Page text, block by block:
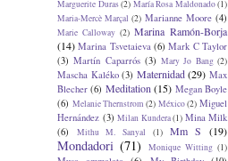
Marguerite Duras(2) María Rosa Maldonado(1)
Maria-Mercè Marçal (2) Marianne Moore (4)
Marie Calloway (2) Marina Ramón-Borja
(14) Marina Tsvetaieva (6) Mark C Taylor
(3) Martín Caparrós (3) Mary Jo Bang (2)
Mascha Kaléko (3) Maternidad (29) Max
Blecher (6) Meditation (15) Megan Boyle
(6) Melanie Thernstrom (2) México (2) Miguel
Hernández (3) Milan Kundera(1) Mina Milk
(6)
Mithu M. Sanyal (1) Mm S (19)
Mondadori (71) Monique Witting (1)